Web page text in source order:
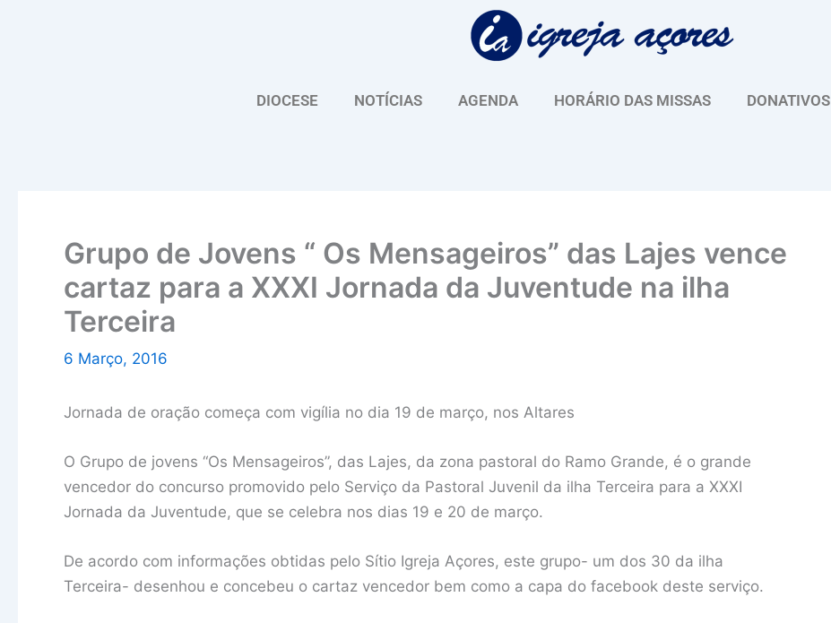
DIOCESE NOTÍCIAS AGENDA HORÁRIO DAS MISSAS DONATIVOS
Grupo de Jovens “ Os Mensageiros” das Lajes vence
cartaz para a XXXI Jornada da Juventude na ilha
Terceira
6 Março, 2016
Jornada de oração começa com vigília no dia 19 de março, nos Altares
O Grupo de jovens “Os Mensageiros”, das Lajes, da zona pastoral do Ramo Grande, é o grande
vencedor do concurso promovido pelo Serviço da Pastoral Juvenil da ilha Terceira para a XXXI
Jornada da Juventude, que se celebra nos dias 19 e 20 de março.
De acordo com informações obtidas pelo Sítio Igreja Açores, este grupo- um dos 30 da ilha
Terceira- desenhou e concebeu o cartaz vencedor bem como a capa do facebook deste serviço.